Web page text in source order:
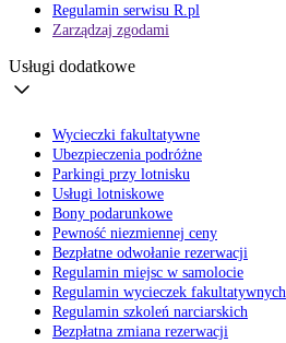
Regulamin serwisu R.pl
Zarządzaj zgodami
Usługi dodatkowe
Wycieczki fakultatywne
Ubezpieczenia podróżne
Parkingi przy lotnisku
Usługi lotniskowe
Bony podarunkowe
Pewność niezmiennej ceny
Bezpłatne odwołanie rezerwacji
Regulamin miejsc w samolocie
Regulamin wycieczek fakultatywnych
Regulamin szkoleń narciarskich
Bezpłatna zmiana rezerwacji